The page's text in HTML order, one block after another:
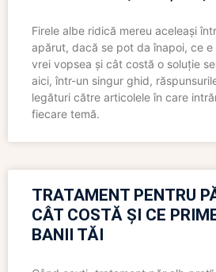
Firele albe ridică mereu aceleași
apărut, dacă se pot da înapoi, ce
vrei vopsea și cât costă o soluție
aici, într-un singur ghid,
legături către articolele în care
fiecare temă.
TRATAMENT PENTRU
CÂT COSTĂ ȘI CE
BANII TĂI